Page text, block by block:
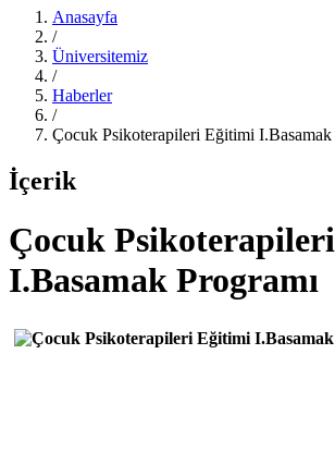
Anasayfa
/
Üniversitemiz
/
Haberler
/
Çocuk Psikoterapileri Eğitimi I.Basamak
İçerik
Çocuk
I.Basamak Programı